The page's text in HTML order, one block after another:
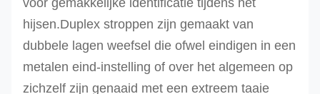
voor gemakkelijke identificatie tijdens het
hijsen.Duplex stroppen zijn gemaakt van
dubbele lagen weefsel die ofwel eindigen in een
metalen eind-instelling of over het algemeen op
zichzelf zijn genaaid met een extreem taaie